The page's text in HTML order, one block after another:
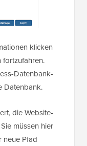
klicken
fortzufahren.
Datenbank-
Datenbank.
die Website-
müssen hier
neue Pfad